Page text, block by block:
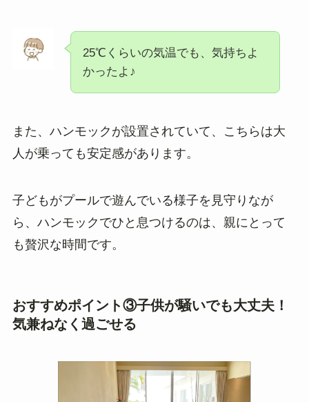
25℃くらいの気温でも、気持ちよ
かったよ♪
また、ハンモックが設置されていて、こちらは大
人が乗っても安定感があります。
子どもがプールで遊んでいる様子を見守りなが
ら、ハンモックでひと息つけるのは、親にとって
も贅沢な時間です。
おすすめポイント③子供が騒いでも大丈夫！
気兼ねなく過ごせる